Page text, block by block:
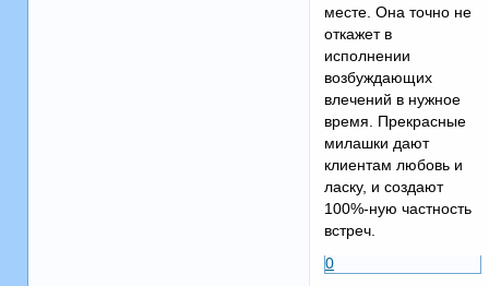
месте. Она точно не
откажет в
исполнении
возбуждающих
влечений в нужное
время. Прекрасные
милашки дают
клиентам любовь и
ласку, и создают
100%-ную частность
встреч.
0